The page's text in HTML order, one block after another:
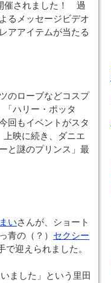
催されました！ 過
るメッセージビデオ
アアイテムが当たる
のローブなどコスプ
「ハリー・ポッタ
回もイベントがスタ
映に続き、ダニエ
と謎のプリンス」最
いさんが、ショート
青の（？） セクシー
で迎えられました。
ました」という里田